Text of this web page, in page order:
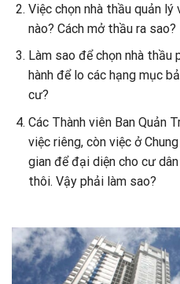
Việc chọn nhà thầu quản lý
nào? Cách mở thầu ra sao?
Làm sao để chọn nhà thầu
hành để lo các hạng mục
cư?
Các Thành viên Ban Quản
việc riêng, còn việc ở
gian để đại diện cho cư
thôi. Vậy phải làm sao?